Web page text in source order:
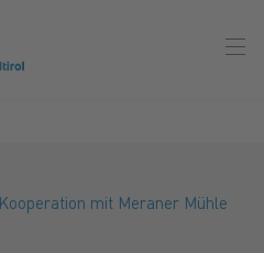
Kooperation mit Meraner Mühle